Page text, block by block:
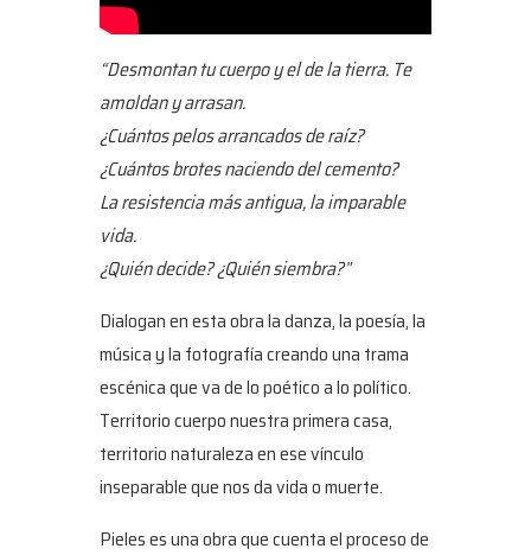
“Desmontan tu cuerpo y el de la tierra. Te
amoldan y arrasan.
¿Cuántos pelos arrancados de raíz?
¿Cuántos brotes naciendo del cemento?
La resistencia más antigua, la imparable
vida.
¿Quién decide? ¿Quién siembra?”
Dialogan en esta obra la danza, la poesía, la
música y la fotografía creando una trama
escénica que va de lo poético a lo político.
Territorio cuerpo nuestra primera casa,
territorio naturaleza en ese vínculo
inseparable que nos da vida o muerte.
Pieles es una obra que cuenta el proceso de